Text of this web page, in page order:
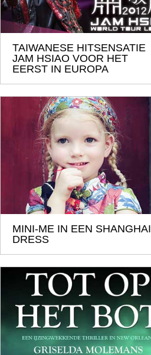
TAIWANESE HITSENSATIE
JAM HSIAO VOOR HET
EERST IN EUROPA
MINI-ME IN EEN SHANGHAI
DRESS